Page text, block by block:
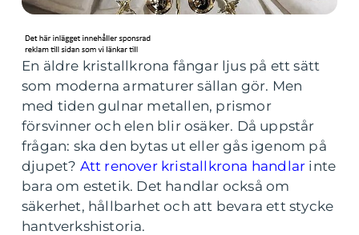
En äldre kristallkrona fångar ljus på ett sätt
som moderna armaturer sällan gör. Men
med tiden gulnar metallen, prismor
försvinner och elen blir osäker. Då uppstår
frågan: ska den bytas ut eller gås igenom på
djupet? Att renover kristallkrona handlar inte
bara om estetik. Det handlar också om
säkerhet, hållbarhet och att bevara ett stycke
hantverkshistoria.